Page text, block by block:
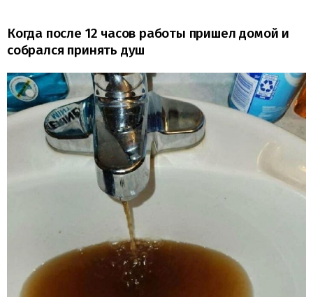
Когда после 12 часов работы пришел домой и
собрался принять душ